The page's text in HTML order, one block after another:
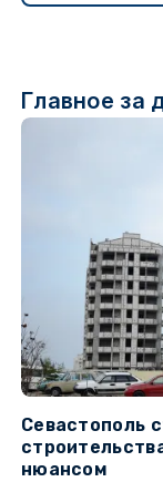
Главное за
Севастополь
нюансом